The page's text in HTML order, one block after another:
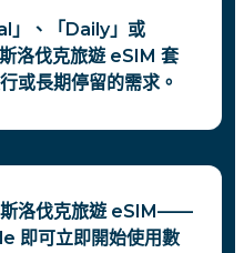
」、「Daily」或
洛伐克旅遊 eSIM 套
或長期停留的需求。
斯洛伐克旅遊 eSIM——
即可立即開始使用數